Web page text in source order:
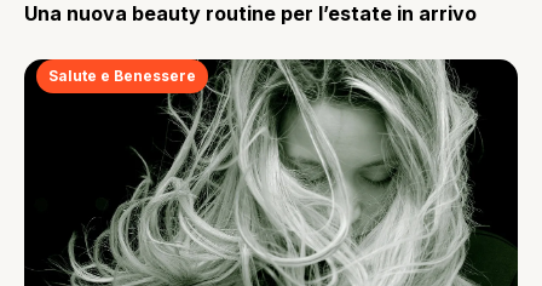
Una nuova beauty routine per l’estate in arrivo
Salute e Benessere